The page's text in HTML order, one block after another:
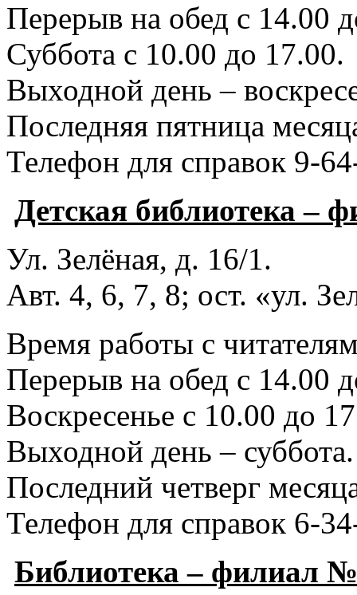
Перерыв на обед с 14.00
Суббота с 10.00 до 17.00.
Выходной день –
Последняя пятница
Телефон для справок 9-
Детская библиотека –
Ул. Зелёная, д. 16/1.
Авт. 4, 6, 7, 8; ост. «ул.
Время работы с
Перерыв на обед с 14.00
Воскресенье с 10.00 до
Выходной день – суббота.
Последний четверг
Телефон для справок 6-
Библиотека – филиал